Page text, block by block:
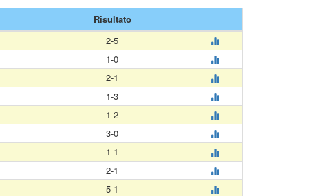
Risultato
2-5
1-0
2-1
1-3
1-2
3-0
1-1
2-1
5-1